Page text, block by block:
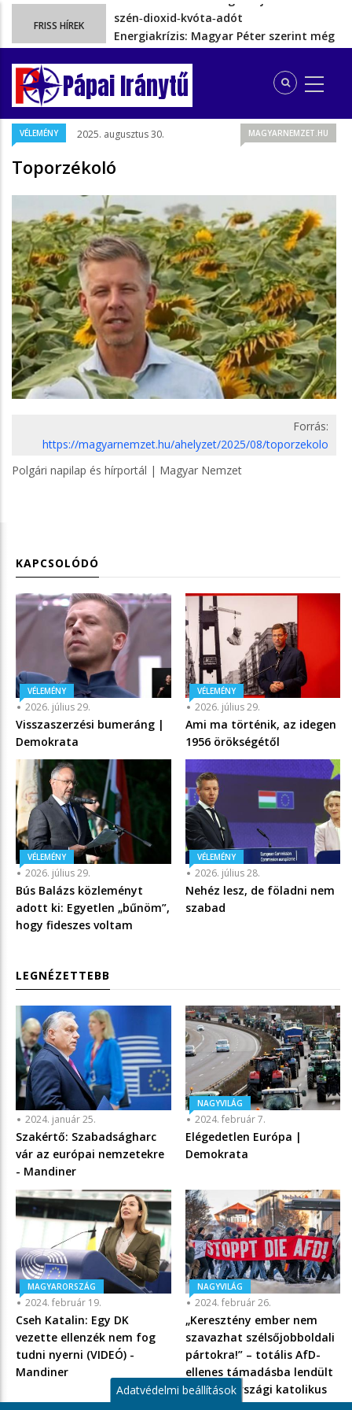
FRISS HÍREK
Energiakrízis: Magyar Péter szerint még
hetekig nem lehet…
A spanyol enklávét elárasztják a
tengeren érkező migránsok
Rétvári Bence: Magyar Péter gőzerővel
hátrál ki a tanároknak tett…
Magyar Péter rendkívüli bejelentést tett,
energia-krízishelyzet jöhet…
szén‑dioxid‑kvóta‑adót
Pápai Iránytű
VÉLEMÉNY 2025. augusztus 30. MAGYARNEMZET.HU
Toporzékoló
Forrás:
https://magyarnemzet.hu/ahelyzet/2025/08/toporzekolo
Polgári napilap és hírportál | Magyar Nemzet
KAPCSOLÓDÓ
VÉLEMÉNY
2026. július 29.
Visszaszerzési bumeráng |
Demokrata
VÉLEMÉNY
2026. július 29.
Ami ma történik, az idegen
1956 örökségétől
VÉLEMÉNY
2026. július 29.
Bús Balázs közleményt
adott ki: Egyetlen „bűnöm”,
hogy fideszes voltam
VÉLEMÉNY
2026. július 28.
Nehéz lesz, de föladni nem
szabad
LEGNÉZETTEBB
2024. január 25.
Szakértő: Szabadságharc
vár az európai nemzetekre
- Mandiner
NAGYVILÁG
2024. február 7.
Elégedetlen Európa |
Demokrata
MAGYARORSZÁG
2024. február 19.
Cseh Katalin: Egy DK
vezette ellenzék nem fog
tudni nyerni (VIDEÓ) -
Mandiner
NAGYVILÁG
2024. február 26.
„Keresztény ember nem
szavazhat szélsőjobboldali
pártokra!” – totális AfD-
ellenes támadásba lendült
a németországi katolikus
egyház - Mandiner
Adatvédelmi beállítások